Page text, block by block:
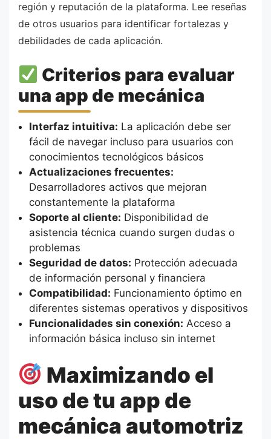
región y reputación de la plataforma. Lee reseñas
de otros usuarios para identificar fortalezas y
debilidades de cada aplicación.
Criterios para evaluar
una app de mecánica
Interfaz intuitiva: La aplicación debe ser
fácil de navegar incluso para usuarios con
conocimientos tecnológicos básicos
Actualizaciones frecuentes:
Desarrolladores activos que mejoran
constantemente la plataforma
Soporte al cliente: Disponibilidad de
asistencia técnica cuando surgen dudas o
problemas
Seguridad de datos: Protección adecuada
de información personal y financiera
Compatibilidad: Funcionamiento óptimo en
diferentes sistemas operativos y dispositivos
Funcionalidades sin conexión: Acceso a
información básica incluso sin internet
Maximizando el
uso de tu app de
mecánica automotriz